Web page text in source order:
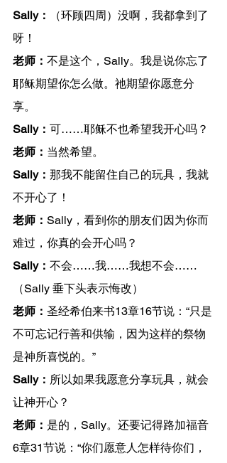
Sally：
（环顾四周）没啊，我都拿到了
呀！
老师： 不是这个，Sally。我是说你忘了
耶稣期望你怎么做。祂期望你愿意分
享。
Sally： 可……耶稣不也希望我开心吗？
老师： 当然希望。
Sally： 那我不能留住自己的玩具，我就
不开心了！
老师： Sally，看到你的朋友们因为你而
难过，你真的会开心吗？
Sally： 不会……我……我想不会……
（Sally 垂下头表示悔改）
老师： 圣经希伯来书13章16节说：“只是
不可忘记行善和供输，因为这样的祭物
是神所喜悦的。”
Sally： 所以如果我愿意分享玩具，就会
让神开心？
老师： 是的，Sally。还要记得路加福音
6章31节说：“你们愿意人怎样待你们，